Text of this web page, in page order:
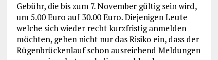
Gebühr, die bis zum 7. November gültig sein wird,
um 5.00 Euro auf 30.00 Euro. Diejenigen Leute
welche sich wieder recht kurzfristig anmelden
möchten, gehen nicht nur das Risiko ein, dass der
Rügenbrückenlauf schon ausreichend Meldungen